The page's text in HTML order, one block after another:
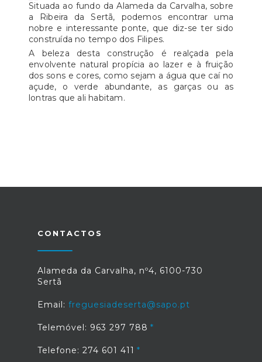
Situada ao fundo da Alameda da Carvalha, sobre
a Ribeira da Sertã, podemos encontrar uma
nobre e interessante ponte, que diz-se ter sido
construída no tempo dos Filipes.
A beleza desta construção é realçada pela
envolvente natural propícia ao lazer e à fruição
dos sons e cores, como sejam a água que caí no
açude, o verde abundante, as garças ou as
lontras que ali habitam.
CONTACTOS
Alameda da Carvalha, nº4, 6100-730
Sertã
Email: freguesiadeserta@sapo.pt
Telemóvel: 963 297 788
Telefone: 274 601 411